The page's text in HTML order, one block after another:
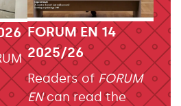
FORUM EN 14
2025/26
Readers of FORUM
ENcan read the